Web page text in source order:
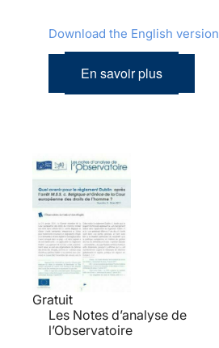
Download the English version
En savoir plus
Gratuit
Les Notes d’analyse de
l’Observatoire